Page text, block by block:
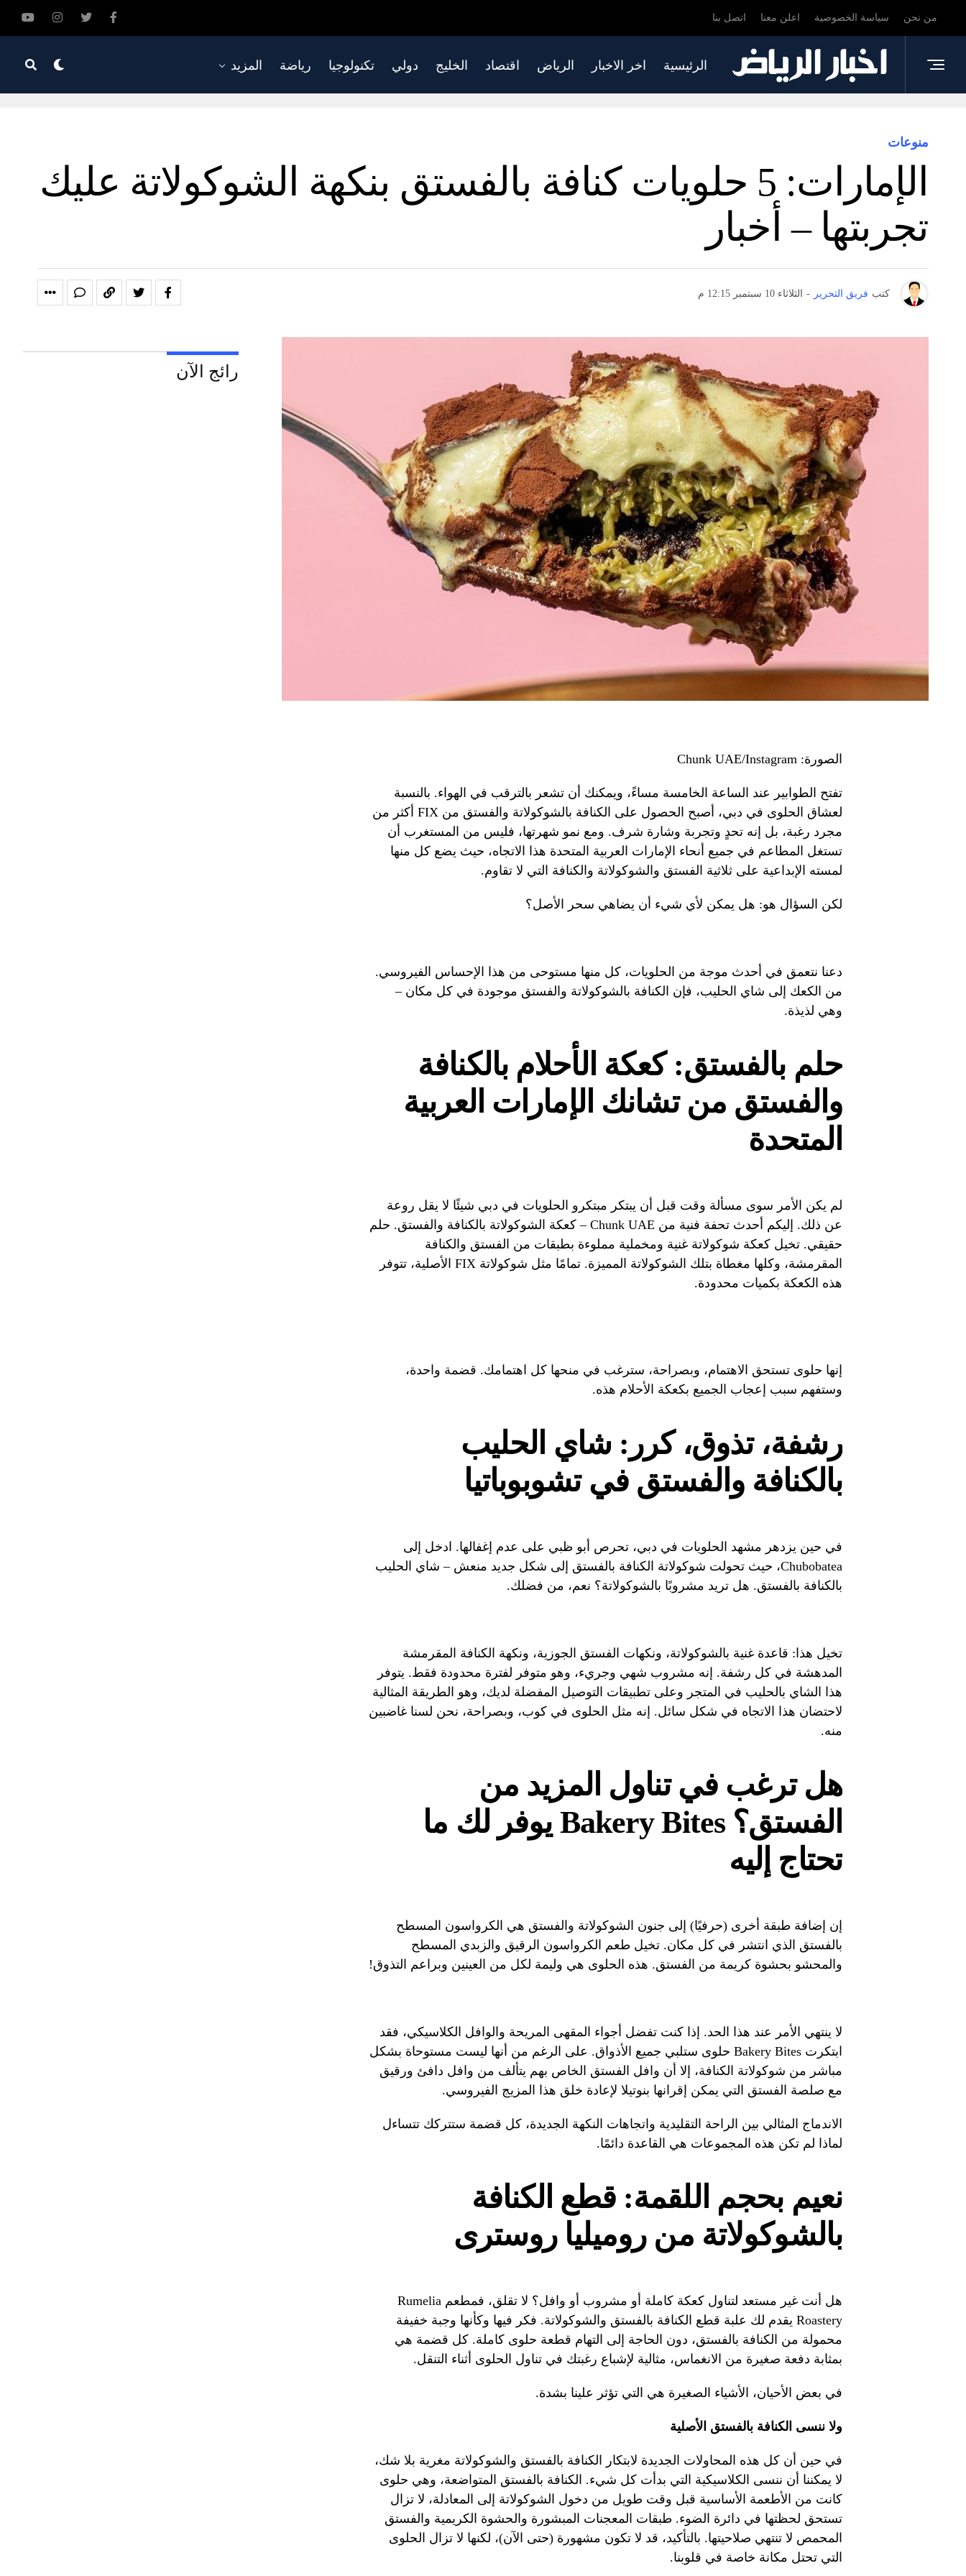
من نحن سياسة الخصوصية اعلن معنا اتصل بنا
الرئيسية اخر الاخبار الرياض اقتصاد الخليج دولي تكنولوجيا رياضة المزيد
منوعات
الإمارات: 5 حلويات كنافة بالفستق بنكهة الشوكولاتة عليك
تجربتها – أخبار
كتب فريق التحرير - الثلاثاء 10 سبتمبر 12:15 م
الصورة: Chunk UAE/Instagram
تفتح الطوابير عند الساعة الخامسة مساءً، ويمكنك أن تشعر بالترقب في الهواء. بالنسبة
لعشاق الحلوى في دبي، أصبح الحصول على الكنافة بالشوكولاتة والفستق من FIX أكثر من
مجرد رغبة، بل إنه تحدٍ وتجربة وشارة شرف. ومع نمو شهرتها، فليس من المستغرب أن
تستغل المطاعم في جميع أنحاء الإمارات العربية المتحدة هذا الاتجاه، حيث يضع كل منها
لمسته الإبداعية على ثلاثية الفستق والشوكولاتة والكنافة التي لا تقاوم.
لكن السؤال هو: هل يمكن لأي شيء أن يضاهي سحر الأصل؟
دعنا نتعمق في أحدث موجة من الحلويات، كل منها مستوحى من هذا الإحساس الفيروسي.
من الكعك إلى شاي الحليب، فإن الكنافة بالشوكولاتة والفستق موجودة في كل مكان –
وهي لذيذة.
حلم بالفستق: كعكة الأحلام بالكنافة
والفستق من تشانك الإمارات العربية
المتحدة
لم يكن الأمر سوى مسألة وقت قبل أن يبتكر مبتكرو الحلويات في دبي شيئًا لا يقل روعة
عن ذلك. إليكم أحدث تحفة فنية من Chunk UAE – كعكة الشوكولاتة بالكنافة والفستق. حلم
حقيقي. تخيل كعكة شوكولاتة غنية ومخملية مملوءة بطبقات من الفستق والكنافة
المقرمشة، وكلها مغطاة بتلك الشوكولاتة المميزة. تمامًا مثل شوكولاتة FIX الأصلية، تتوفر
هذه الكعكة بكميات محدودة.
إنها حلوى تستحق الاهتمام، وبصراحة، سترغب في منحها كل اهتمامك. قضمة واحدة،
وستفهم سبب إعجاب الجميع بكعكة الأحلام هذه.
رشفة، تذوق، كرر: شاي الحليب
بالكنافة والفستق في تشوبوباتيا
في حين يزدهر مشهد الحلويات في دبي، تحرص أبو ظبي على عدم إغفالها. ادخل إلى
Chubobatea، حيث تحولت شوكولاتة الكنافة بالفستق إلى شكل جديد منعش – شاي الحليب
بالكنافة بالفستق. هل تريد مشروبًا بالشوكولاتة؟ نعم، من فضلك.
تخيل هذا: قاعدة غنية بالشوكولاتة، ونكهات الفستق الجوزية، ونكهة الكنافة المقرمشة
المدهشة في كل رشفة. إنه مشروب شهي وجريء، وهو متوفر لفترة محدودة فقط. يتوفر
هذا الشاي بالحليب في المتجر وعلى تطبيقات التوصيل المفضلة لديك، وهو الطريقة المثالية
لاحتضان هذا الاتجاه في شكل سائل. إنه مثل الحلوى في كوب، وبصراحة، نحن لسنا غاضبين
منه.
هل ترغب في تناول المزيد من
الفستق؟ Bakery Bites يوفر لك ما
تحتاج إليه
إن إضافة طبقة أخرى (حرفيًا) إلى جنون الشوكولاتة والفستق هي الكرواسون المسطح
بالفستق الذي انتشر في كل مكان. تخيل طعم الكرواسون الرقيق والزبدي المسطح
والمحشو بحشوة كريمة من الفستق. هذه الحلوى هي وليمة لكل من العينين وبراعم التذوق!
لا ينتهي الأمر عند هذا الحد. إذا كنت تفضل أجواء المقهى المريحة والوافل الكلاسيكي، فقد
ابتكرت Bakery Bites حلوى ستلبي جميع الأذواق. على الرغم من أنها ليست مستوحاة بشكل
مباشر من شوكولاتة الكنافة، إلا أن وافل الفستق الخاص بهم يتألف من وافل دافئ ورقيق
مع صلصة الفستق التي يمكن إقرانها بنوتيلا لإعادة خلق هذا المزيج الفيروسي.
الاندماج المثالي بين الراحة التقليدية واتجاهات النكهة الجديدة، كل قضمة ستتركك تتساءل
لماذا لم تكن هذه المجموعات هي القاعدة دائمًا.
نعيم بحجم اللقمة: قطع الكنافة
بالشوكولاتة من روميليا روسترى
هل أنت غير مستعد لتناول كعكة كاملة أو مشروب أو وافل؟ لا تقلق، فمطعم Rumelia
Roastery يقدم لك علبة قطع الكنافة بالفستق والشوكولاتة. فكر فيها وكأنها وجبة خفيفة
محمولة من الكنافة بالفستق، دون الحاجة إلى التهام قطعة حلوى كاملة. كل قضمة هي
بمثابة دفعة صغيرة من الانغماس، مثالية لإشباع رغبتك في تناول الحلوى أثناء التنقل.
في بعض الأحيان، الأشياء الصغيرة هي التي تؤثر علينا بشدة.
ولا ننسى الكنافة بالفستق الأصلية
في حين أن كل هذه المحاولات الجديدة لابتكار الكنافة بالفستق والشوكولاتة مغرية بلا شك،
لا يمكننا أن ننسى الكلاسيكية التي بدأت كل شيء. الكنافة بالفستق المتواضعة، وهي حلوى
كانت من الأطعمة الأساسية قبل وقت طويل من دخول الشوكولاتة إلى المعادلة، لا تزال
تستحق لحظتها في دائرة الضوء. طبقات المعجنات المبشورة والحشوة الكريمية والفستق
المحمص لا تنتهي صلاحيتها. بالتأكيد، قد لا تكون مشهورة (حتى الآن)، لكنها لا تزال الحلوى
التي تحتل مكانة خاصة في قلوبنا.
رائج الآن